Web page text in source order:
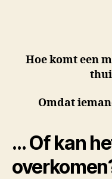
Hoe komt een
Omdat
… Of kan